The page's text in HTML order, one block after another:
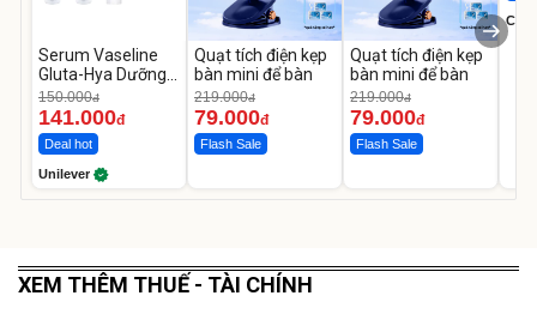
Serum Vaseline
Gluta-Hya Dưỡng
Da Sáng Mịn Sau 7
Ngày
150.000đ
141.000đ
Deal hot
Unilever
Quạt tích điện kẹp
bàn mini để bàn
219.000đ
79.000đ
Flash Sale
Quạt tích điện kẹp
bàn mini để bàn
219.000đ
79.000đ
Flash Sale
XEM THÊM THUẾ - TÀI CHÍNH